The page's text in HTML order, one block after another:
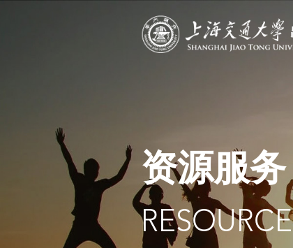
资源服务
RESOURCE